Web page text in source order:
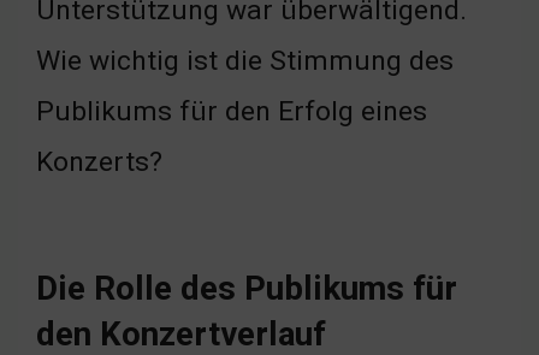
Unterstützung war überwältigend.
Wie wichtig ist die Stimmung des
Publikums für den Erfolg eines
Konzerts?
Die Rolle des Publikums für
den Konzertverlauf